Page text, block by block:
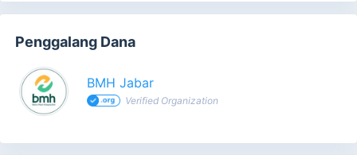
Penggalang Dana
BMH Jabar
Verified Organization